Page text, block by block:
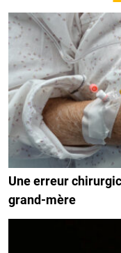
Une erreur
grand-mère